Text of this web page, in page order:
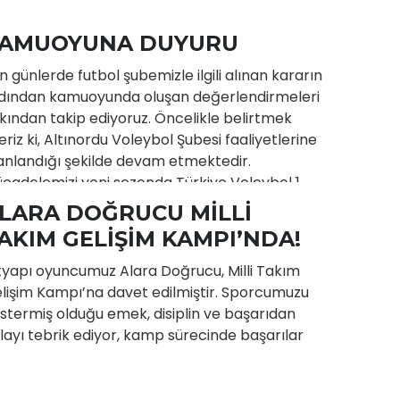
DUYURU
günlerde futbol şubemizle ilgili alınan kararın
kamuoyunda oluşan değerlendirmeleri
takip ediyoruz. Öncelikle belirtmek
ki, Altınordu Voleybol Şubesi faaliyetlerine
şekilde devam etmektedir.
yeni sezonda Türkiye Voleybol 1.
aynı inanç ve kararlılıkla sürdüreceğiz.
yalnızca bir branştan ibaret değildir.
yılından bu yana taşıdığı değerleri, kültürü
lacivert armasıyla Türk…
DOĞRUCU MİLLİ
GELİŞİM KAMPI’NDA!
oyuncumuz Alara Doğrucu, Milli Takım
Kampı’na davet edilmiştir. Sporcumuzu
olduğu emek, disiplin ve başarıdan
tebrik ediyor, kamp sürecinde başarılar